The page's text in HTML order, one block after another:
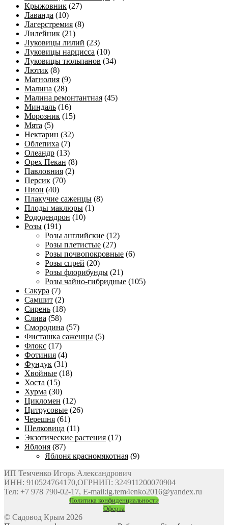
Крыжовник (27)
Лаванда (10)
Лагерстремия (8)
Лилейник (21)
Луковицы лилий (23)
Луковицы нарцисса (10)
Луковицы тюльпанов (34)
Лютик (8)
Магнолия (9)
Малина (28)
Малина ремонтантная (45)
Миндаль (16)
Морозник (15)
Мята (5)
Нектарин (32)
Облепиха (7)
Олеандр (13)
Орех Пекан (8)
Павловния (2)
Персик (70)
Пион (40)
Плакучие саженцы (8)
Плоды маклюры (1)
Рододендрон (10)
Розы (191)
Розы английские (12)
Розы плетистые (27)
Розы почвопокровные (6)
Розы спрей (20)
Розы флорибунды (21)
Розы чайно-гибридные (105)
Сакура (7)
Самшит (2)
Сирень (18)
Слива (58)
Смородина (57)
Фисташка саженцы (5)
Флокс (17)
Фотиния (4)
Фундук (31)
Хвойные (18)
Хоста (15)
Хурма (30)
Цикломен (12)
Цитрусовые (26)
Черешня (61)
Шелковица (11)
Экзотические растения (17)
Яблоня (87)
Яблоня красномякотная (9)
ИП Темченко Игорь Александрович
ИНН: 910524764170,ОГРНИП: 324911200070904
Тел: +7 978 790-02-17, E-mail:ig.tem4enko2016@yandex.ru
Политика конфиденциальности
Оферта
© Садовод Крым 2026